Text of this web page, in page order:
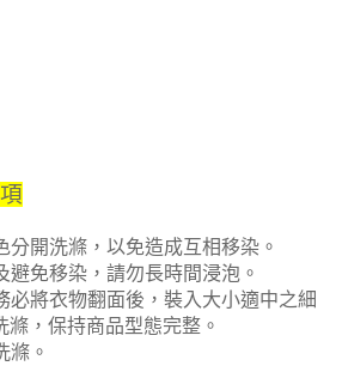
分開洗滌，以免造成互相移染。
避免移染，請勿長時間浸泡。
必將衣物翻面後，裝入大小適中之細
滌，保持商品型態完整。
滌。